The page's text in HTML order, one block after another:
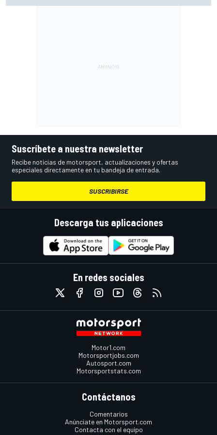
Suscríbete a nuestra newsletter
Recibe noticias de motorsport, actualizaciones y ofertas
especiales directamente en tu bandeja de entrada.
SUSCRIBIRSE
Descarga tus aplicaciones
En redes sociales
Motor1.com
Motorsportjobs.com
Autosport.com
Motorsportstats.com
Contáctanos
Comentarios
Anúnciate en Motorsport.com
Contacta con el equipo